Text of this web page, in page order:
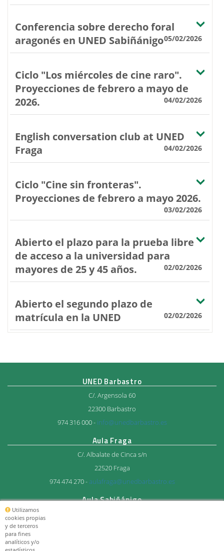
Conferencia sobre derecho foral
aragonés en UNED Sabiñánigo05/02/2026
Ciclo "Los miércoles de cine raro".
Proyecciones de febrero a mayo de
2026.
04/02/2026
English conversation club at UNED
Fraga
04/02/2026
Ciclo "Cine sin fronteras".
Proyecciones de febrero a mayo 2026.
03/02/2026
Abierto el plazo para la prueba libre
de acceso a la universidad para
mayores de 25 y 45 años.
02/02/2026
Abierto el segundo plazo de
matrícula en la UNED
02/02/2026
UNED Barbastro
C/. Argensola 60
22300 Barbastro
974 316 000 - info@unedbarbastro.es
Aula Fraga
C/. Albalate de Cinca s/n
22520 Fraga
974 474 270 -aulafraga@unedbarbastro.es
Aula Sabiñánigo
Utilizamos
cookies propias
y de terceros
para fines
analíticos y/o